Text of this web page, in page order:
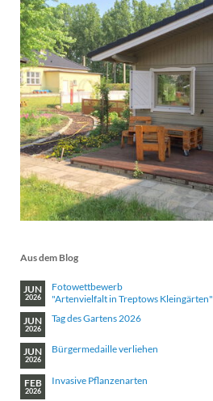
Aus dem Blog
JUN
2026
Fotowettbewerb
"Artenvielfalt in Treptows Kleingärten"
JUN
2026
Tag des Gartens 2026
JUN
2026
Bürgermedaille verliehen
FEB
2026
Invasive Pflanzenarten